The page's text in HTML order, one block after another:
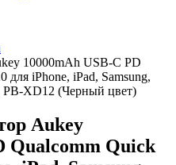
10000mAh USB-C PD
для iPhone, iPad, Samsung,
PB-XD12 (Черный цвет)
Aukey
Qualcomm Quick